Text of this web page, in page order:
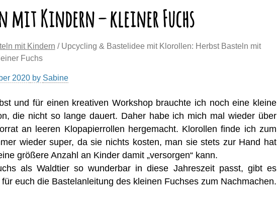
mit Kindern – kleiner Fuchs
mit Kindern / Upcycling & Bastelidee mit Klorollen: Herbst Basteln mit
Fuchs
2020by Sabine
und für einen kreativen Workshop brauchte ich noch eine kleine
die nicht so lange dauert. Daher habe ich mich mal wieder über
an leeren Klopapierrollen hergemacht. Klorollen finde ich zum
wieder super, da sie nichts kosten, man sie stets zur Hand hat
größere Anzahl an Kinder damit „versorgen“ kann.
als Waldtier so wunderbar in diese Jahreszeit passt, gibt es
für euch die Bastelanleitung des kleinen Fuchses zum Nachmachen.